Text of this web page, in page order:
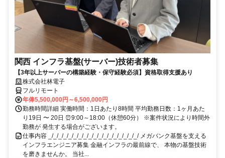
関西 インフラ基盤(サーバー)技術者募集
【3年以上サーバーの構築経験・保守経験必須】資格取得支援あり
株式会社林電子
フルリモート
年俸5,500,000円～6,500,000円
勤務時間詳細 実働時間：1日あたり8時間 平均勤務日数：1ヶ月あた
り19日 〜 20日 ⏰9:00～18:00（休憩60分） ※案件状況により時間外
勤務が 発生する場合がございます。
仕事内容 _/_/_/_/_/_/_/_/_/_/_/_/_/_/_/_/_/_/ メガバンク基盤を支える
インフラエンジニア募集 金融インフラの最前線で、 本物の基盤技術
を磨きませんか。 当社...